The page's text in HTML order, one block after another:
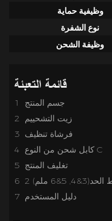
وظيفيةحماية
نوع الشفرة
وظيفة الشحن
قائمة التعبئة
1 جسم المنتج
2 زيت التشحييم
3 فرشاة تنظيف
4 كابل شحن من النوع C
5 تغليف المنتج
5&6 ملم)
7 دليل المستخدم